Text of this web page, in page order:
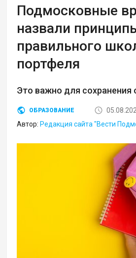
Подмосковные
назвали
правильного
портфеля
Это важно для сохранения
ОБРАЗОВАНИЕ
Автор: Редакция сайта "Вести